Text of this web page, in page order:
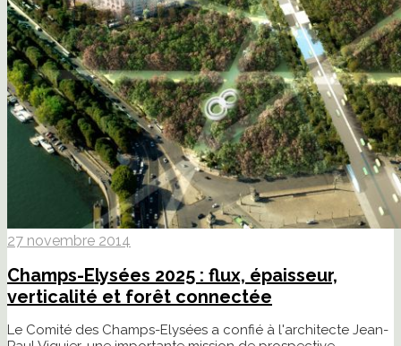
27 novembre 2014
Champs-Elysées 2025 : flux, épaisseur,
verticalité et forêt connectée
Le Comité des Champs-Elysées a confié à l'architecte Jean-